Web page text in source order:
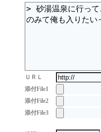
ＵＲＬ
添付File1
添付File2
添付File3